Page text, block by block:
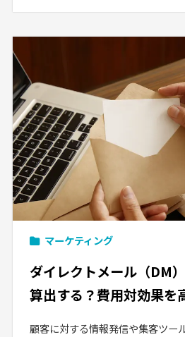
マーケティング
ダイレクトメール（DM
算出する？費用対効果を
顧客に対する情報発信や集客ツー